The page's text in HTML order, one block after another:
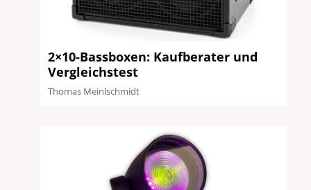
2×10-Bassboxen: Kaufberater und
Vergleichstest
Thomas Meinlschmidt